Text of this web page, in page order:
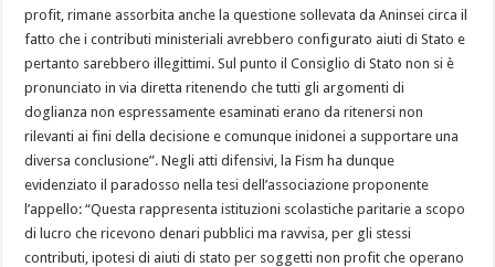
profit, rimane assorbita anche la questione sollevata da Aninsei circa il
fatto che i contributi ministeriali avrebbero configurato aiuti di Stato e
pertanto sarebbero illegittimi. Sul punto il Consiglio di Stato non si è
pronunciato in via diretta ritenendo che tutti gli argomenti di
doglianza non espressamente esaminati erano da ritenersi non
rilevanti ai fini della decisione e comunque inidonei a supportare una
diversa conclusione”. Negli atti difensivi, la Fism ha dunque
evidenziato il paradosso nella tesi dell’associazione proponente
l’appello: “Questa rappresenta istituzioni scolastiche paritarie a scopo
di lucro che ricevono denari pubblici ma ravvisa, per gli stessi
contributi, ipotesi di aiuti di stato per soggetti non profit che operano